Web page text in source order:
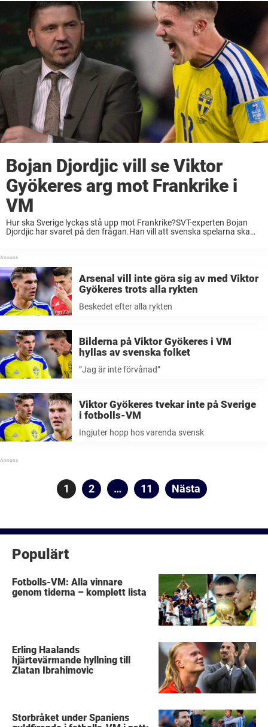
Bojan Djordjic vill se Viktor
Gyökeres arg mot Frankrike i
VM
Hur ska Sverige lyckas stå upp mot Frankrike?SVT-experten Bojan
Djordjic har svaret på den frågan.Han vill att svenska spelarna ska
Arsenal vill inte göra sig av med Viktor
Gyökeres trots alla rykten
Beskedet efter alla rykten
Bilderna på Viktor Gyökeres i VM
hyllas av svenska folket
”Jag är inte förvånad”
Viktor Gyökeres tvekar inte på Sverige
i fotbolls-VM
Ingjuter hopp hos varenda svensk
Sidnumrering
Sida
1 Sida
2 … Sida
11 Nästa
Populärt
Fotbolls-VM: Alla vinnare
genom tiderna – komplett lista
Erling Haalands
hjärtevärmande hyllning till
Zlatan Ibrahimovic
Storbråket under Spaniens